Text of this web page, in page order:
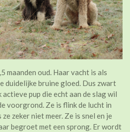
maanden oud. Haar vacht is als
duidelijke bruine gloed. Dus zwart
actieve pup die echt aan de slag wil
voorgrond. Ze is flink de lucht in
zeker niet meer. Ze is snel en je
begroet met een sprong. Er wordt